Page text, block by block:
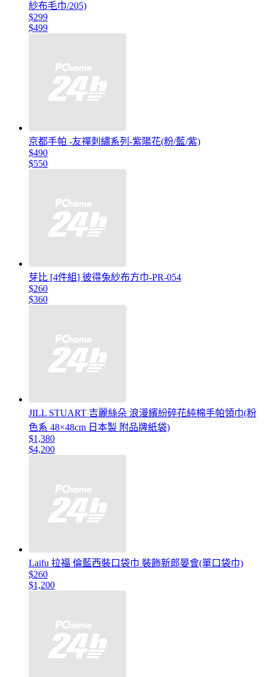
紗布毛巾/205)
$299
$499
京都手帕 -友禪刺繡系列-紫陽花(粉/藍/紫)
$490
$550
芽比 [4件組] 彼得兔紗布方巾-PR-054
$260
$360
JILL STUART 吉麗絲朵 浪漫繽紛碎花純棉手帕領巾(粉
色系 48×48cm 日本製 附品牌紙袋)
$1,380
$4,200
Laifu 拉福 倫藍西裝口袋巾 裝飾新郎晏會(單口袋巾)
$260
$1,200